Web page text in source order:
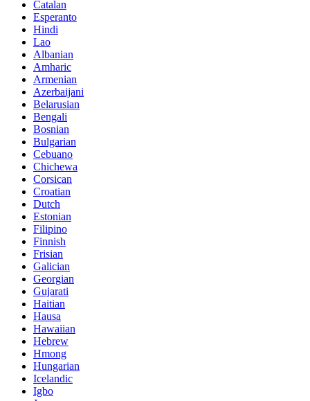
Catalan
Esperanto
Hindi
Lao
Albanian
Amharic
Armenian
Azerbaijani
Belarusian
Bengali
Bosnian
Bulgarian
Cebuano
Chichewa
Corsican
Croatian
Dutch
Estonian
Filipino
Finnish
Frisian
Galician
Georgian
Gujarati
Haitian
Hausa
Hawaiian
Hebrew
Hmong
Hungarian
Icelandic
Igbo